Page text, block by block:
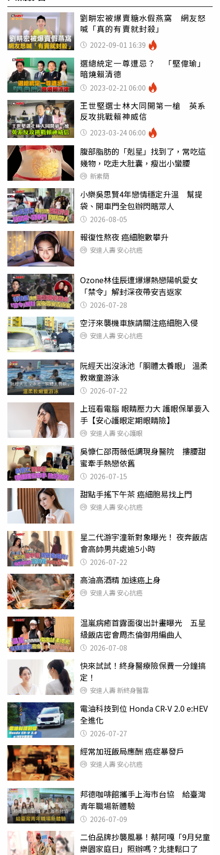
劉畊宏被爆賣糖水假燕窩 網友怒
喊「真的有賣就封殺」
2022-09-01 16:39
選總統定一尊遭忌？ 「堅偉瑜」
暗燒賴清德
2023-02-21 06:00
王世堅選士林大同開第一槍 英系
反攻挑戰賴神威信
2023-03-24 06:00
腹部脂肪的「剋星」找到了，常吃這
幾物，吃走大肚囊，瘦出小蠻腰
新素簡
小樂吳思賢4年戀情穩定升溫 幫提
袋、開車門全包辦閃瞎眾人
2026-08-05
報復性熬夜 癌細胞數攀升
安達人壽 安心抗癌
Ozone林佳辰遭爆爆熱戀陽帆愛女
「禁令」解封深夜帶安吉返家
2026-07-28
空汙來襲機車族請關注癌細胞入侵
安達人壽 安心抗癌
阮經天出沒泳池「胴體太養眼」 溫柔
教嫩童游泳
2026-07-22
上班看電腦 眼睛壓力大 護眼保單要入
手【安心護眼定期眼睛險】
安達人壽 安心護眼
吳慷仁邵雨薇低調現身醫院 摟腰甜
蜜牽手熱戀依舊
2026-07-15
甜點手搖下午茶 癌細胞易找上門
安達人壽 安心抗癌
星二代游宇潼新對象曝光！ 夜奔飯店
會高帥男共處逾5小時
2026-07-22
高油高酒精 加速癌上身
安達人壽 安心抗癌
温嵐病癒首露面復出計畫曝光 五星
級飯店密會周杰倫御用編曲人
2026-07-08
快來試試！終身醫療險保費一分鐘搞
定！
安達人壽 新終身醫靠
電油科技到位 Honda CR-V 2.0 e:HEV
全進化
2026-07-27
經常加班飯局應酬 癌症暴發戶
安達人壽 安心抗癌
邦德咖啡館攜手上海市台協 給臺灣
青年職場新體驗
2026-07-09
二伯品牌抄襲風暴！蔡阿嘎「9月兒童
樂園家庭日」照辦嗎？北捷鬆口了